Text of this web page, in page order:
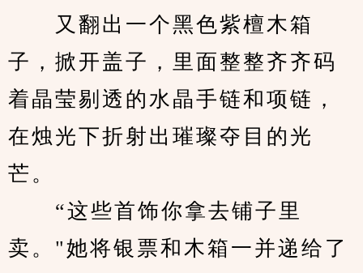
又翻出一个黑色紫檀木箱
子，掀开盖子，里面整整齐齐码
着晶莹剔透的水晶手链和项链，
在烛光下折射出璀璨夺目的光
芒。
“这些首饰你拿去铺子里
卖。"她将银票和木箱一并递给了